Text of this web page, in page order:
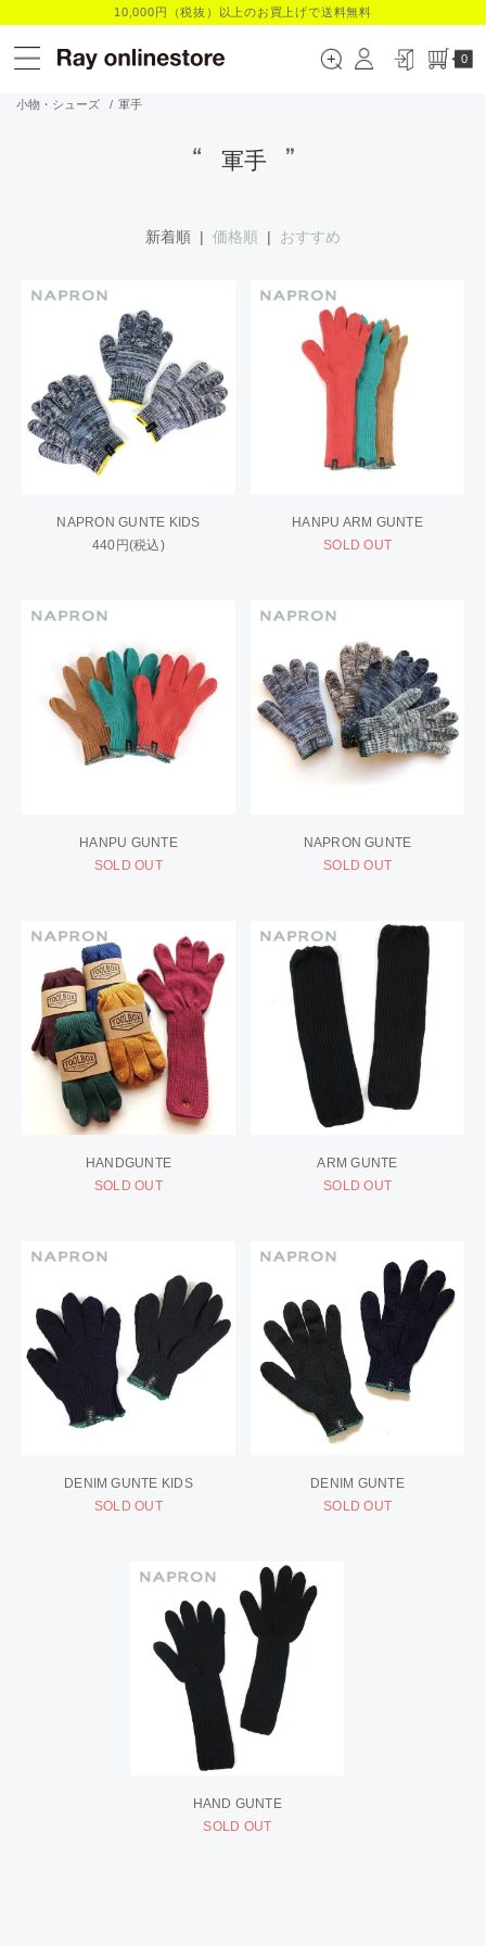
10,000円（税抜）以上のお買上げで送料無料
0
小物・シューズ / 軍手
軍手
新着順 | 価格順 | おすすめ
NAPRON GUNTE KIDS
440円(税込)
HANPU ARM GUNTE
SOLD OUT
HANPU GUNTE
SOLD OUT
NAPRON GUNTE
SOLD OUT
HANDGUNTE
SOLD OUT
ARM GUNTE
SOLD OUT
DENIM GUNTE KIDS
SOLD OUT
DENIM GUNTE
SOLD OUT
HAND GUNTE
SOLD OUT